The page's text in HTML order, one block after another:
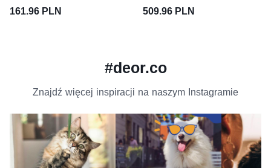
161.96 PLN 509.96 PLN
#deor.co
Znajdź więcej inspiracji na naszym Instagramie